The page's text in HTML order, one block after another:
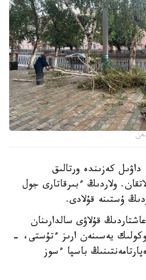
داۋىل كەزىندە ورتالىق
اعاشتى قۇلاتقان. ولاردىڭ ءبىرقاتارى جول
ۇستىنە قۇلادى.
قۇلاۋى سالدارىنان
زاقىمدانعان 17 اۆتوكولىك يەسىنەن ارىز ءتۇستى، -
باسپا ءسوز